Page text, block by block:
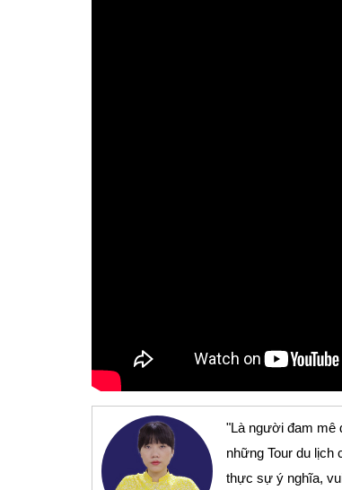
"Là người đam mê
những Tour du lịch
thực sự ý nghĩa,